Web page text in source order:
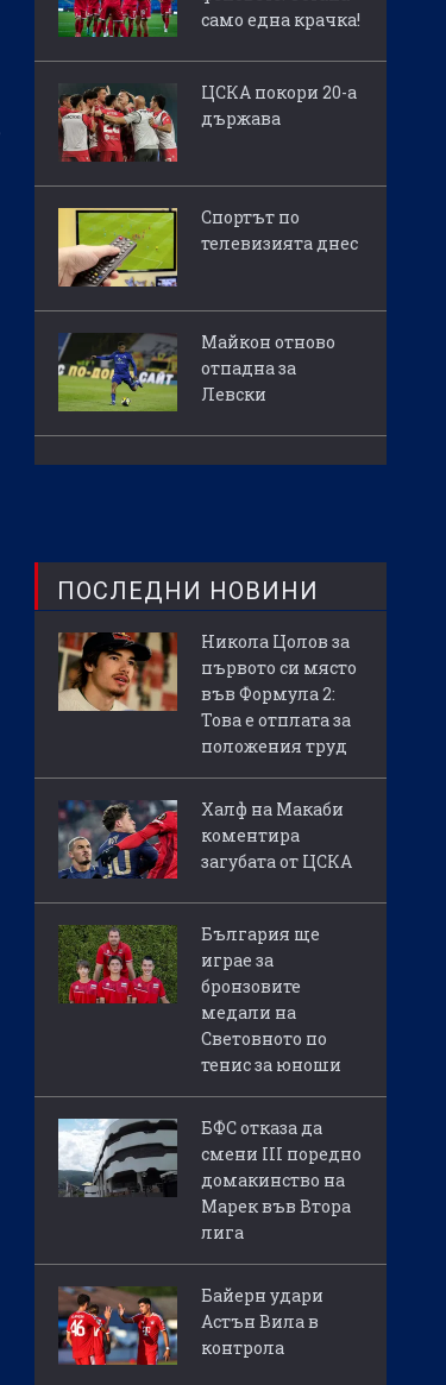
само една крачка!
ЦСКА покори 20-а
държава
Спортът по
телевизията днес
Майкон отново
отпадна за
Левски
ПОСЛЕДНИ НОВИНИ
Никола Цолов за
първото си място
във Формула 2:
Това е отплата за
положения труд
Халф на Макаби
коментира
загубата от ЦСКА
България ще
играе за
бронзовите
медали на
Световното по
тенис за юноши
БФС отказа да
смени III поредно
домакинство на
Марек във Втора
лига
Байерн удари
Астън Вила в
контрола